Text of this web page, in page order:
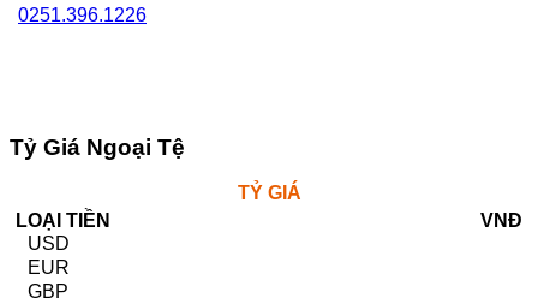
0251.396.1226
Tỷ Giá Ngoại Tệ
TỶ GIÁ
LOẠI TIỀN
VNĐ
USD
EUR
GBP